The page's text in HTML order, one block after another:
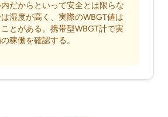
内だからといって安全とは限らな
湿度が高く、実際のWBGT値は
とがある。携帯型WBGT計で実
稼働を確認する。